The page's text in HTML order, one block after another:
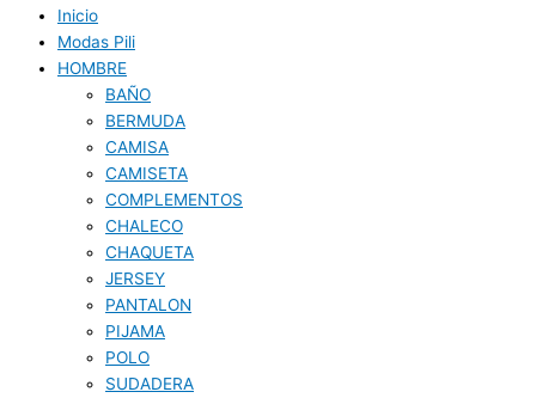
Inicio
Modas Pili
HOMBRE
BAÑO
BERMUDA
CAMISA
CAMISETA
COMPLEMENTOS
CHALECO
CHAQUETA
JERSEY
PANTALON
PIJAMA
POLO
SUDADERA